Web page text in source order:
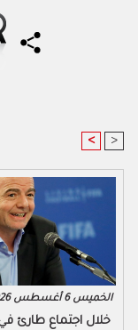
< >
الخميس 6 أغسطس 2026 - 17:18
خلال اجتماع طارئ في